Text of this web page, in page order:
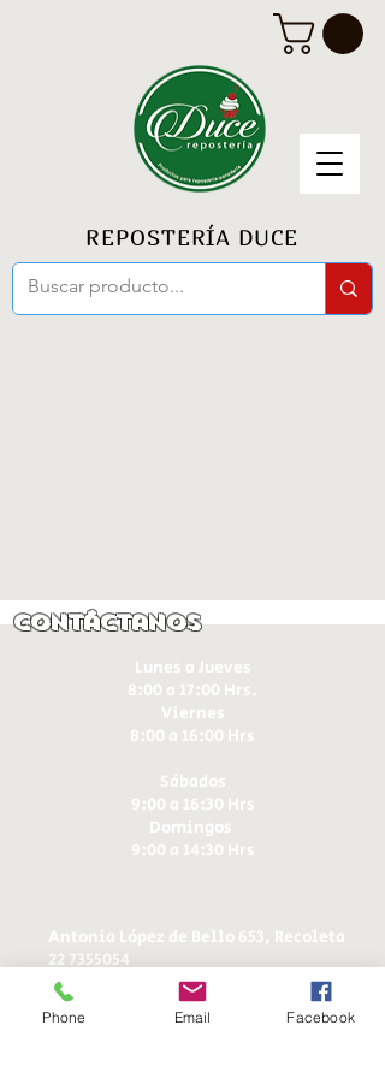
REPOSTERÍA DUCE
Contáctanos
Lunes a Jueves
8:00 a 17:00 Hrs.
Viernes
8:00 a 16:00 Hrs​
Sábados
9:00 a 16:30 Hrs
Domingos
9:00 a 14:30 Hrs
Antonia López de Bello 653, Recoleta
22 7355054
22 7375725
+56 9 75224598
ducereposteria@gmail.com
Phone Email Facebook